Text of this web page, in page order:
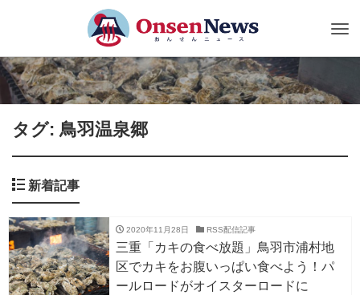
タグ: 鳥羽温泉郷
新着記事
2020年11月28日 RSS配信記事
三重「カキの食べ放題」鳥羽市浦村地
区でカキをお腹いっぱい食べよう！パ
ールロードがオイスターロードに